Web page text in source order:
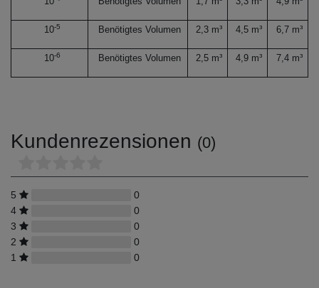
10-5 Benötigtes Volumen 2,3 m³ 4,5 m³ 6,7 m³
10-6 Benötigtes Volumen 2,5 m³ 4,9 m³ 7,4 m³
Kundenrezensionen (0)
5
0
4
0
3
0
2
0
1
0